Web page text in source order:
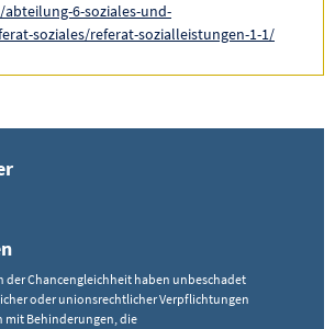
6-soziales-und-
soziales/referat-sozialleistungen-1-1/
der Chancengleichheit haben unbeschadet
oder unionsrechtlicher Verpflichtungen
mit Behinderungen, die